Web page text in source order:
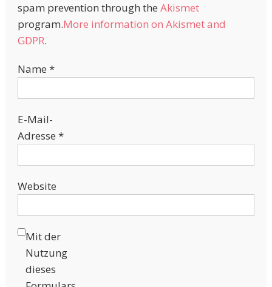
spam prevention through the Akismet
program.More information on Akismet and
GDPR.
Name *
E-Mail-
Adresse *
Website
Mit der
Nutzung
dieses